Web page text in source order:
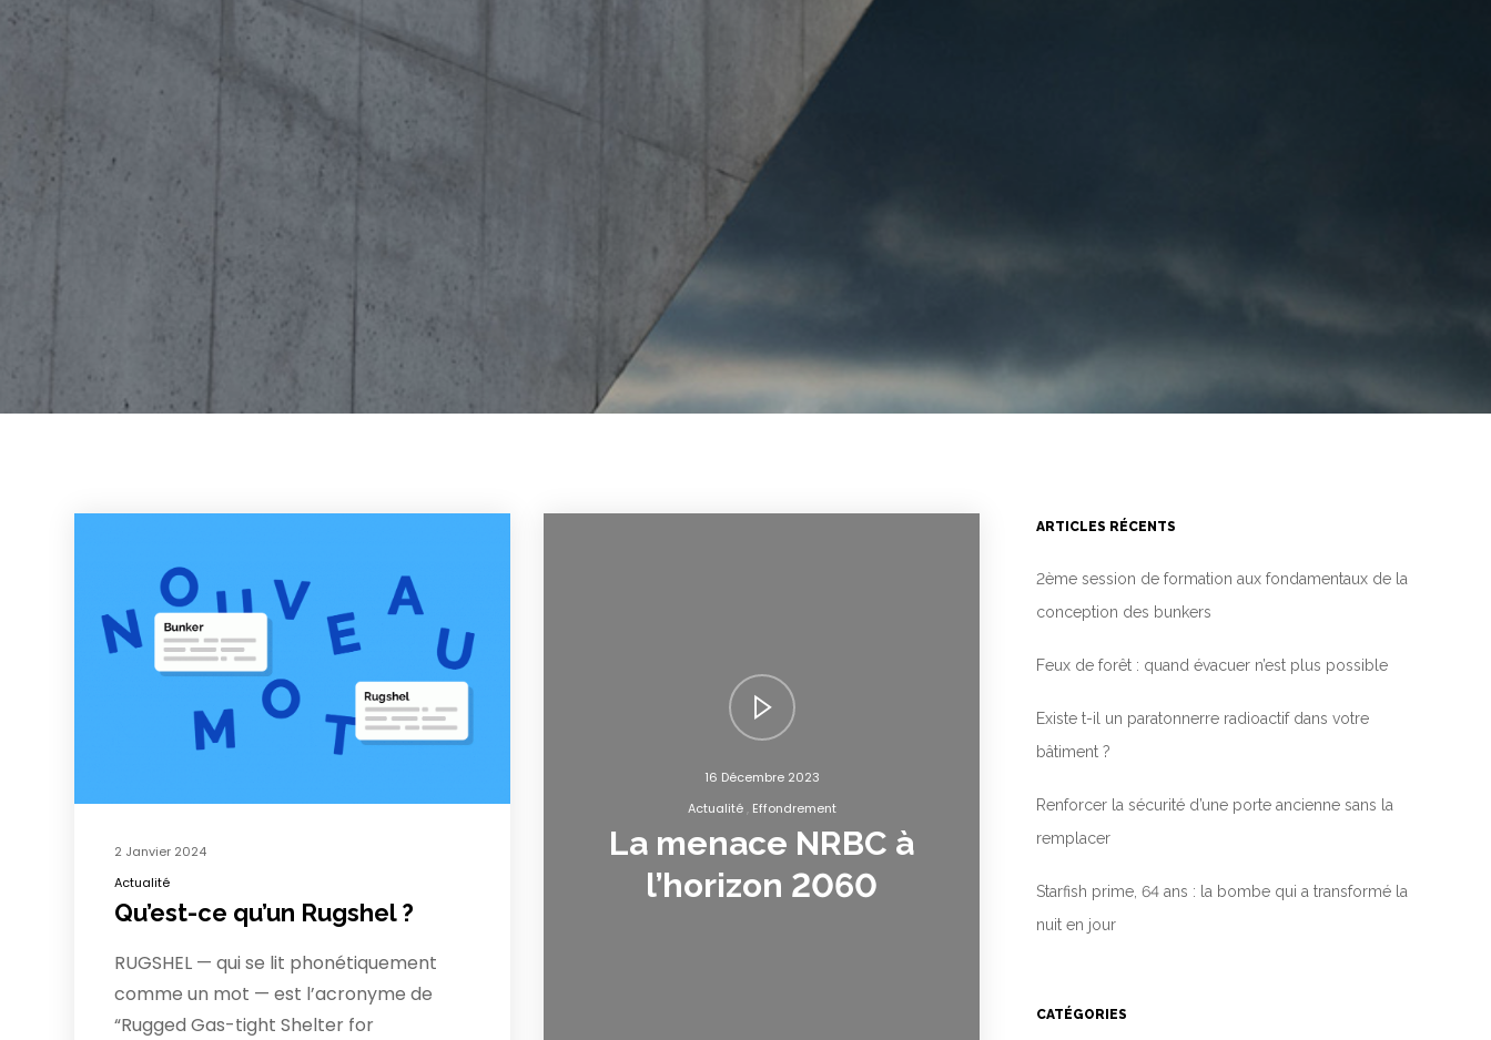
2 Janvier 2024
Actualité
Qu’est-ce qu’un Rugshel ?
RUGSHEL — qui se lit phonétiquement
comme un mot — est l’acronyme de
“Rugged Gas-tight Shelter for
16 Décembre 2023
Actualité Effondrement
La menace NRBC à
l’horizon 2060
ARTICLES RÉCENTS
2ème session de formation aux fondamentaux de la
conception des bunkers
Feux de forêt : quand évacuer n’est plus possible
Existe t-il un paratonnerre radioactif dans votre
bâtiment ?
Renforcer la sécurité d’une porte ancienne sans la
remplacer
Starfish prime, 64 ans : la bombe qui a transformé la
nuit en jour
CATÉGORIES